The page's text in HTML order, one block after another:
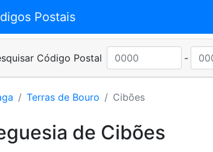
Postais
Código Postal -
Terras de Bouro Cibões
de Cibões